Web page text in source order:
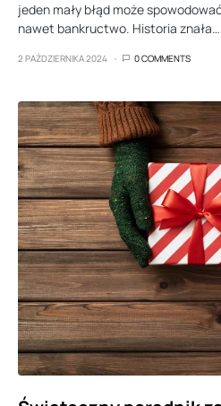
jeden mały błąd może
nawet bankructwo. Historia znała…
2 PAŹDZIERNIKA 2024 0 COMMENTS